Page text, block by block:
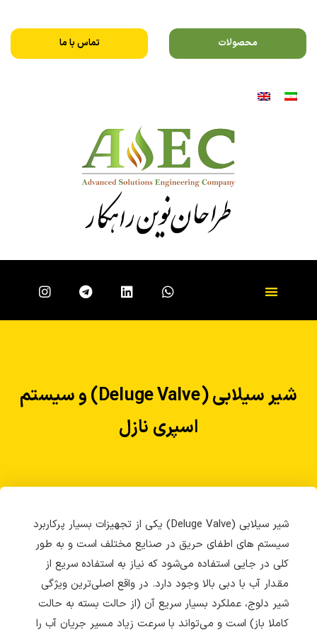
محصولات تماس با ما
شیر سیلابی (Deluge Valve) و سیستم
اسپری نازل
شیر سیلابی (Deluge Valve) یکی از تجهیزات بسیار پرکاربرد
سیستم های اطفای حریق در صنایع مختلف است و به طور
کلی در جایی استفاده می‌شود که نیاز به استفاده سریع از
مقدار آب با دبی بالا وجود دارد. در واقع اصلی‌ترین ویژگی
شیر دلوج، عملکرد بسیار سریع آن (از حالت بسته به حالت
کاملا باز) است و می‌تواند با سرعت زیاد مسیر جریان آب را